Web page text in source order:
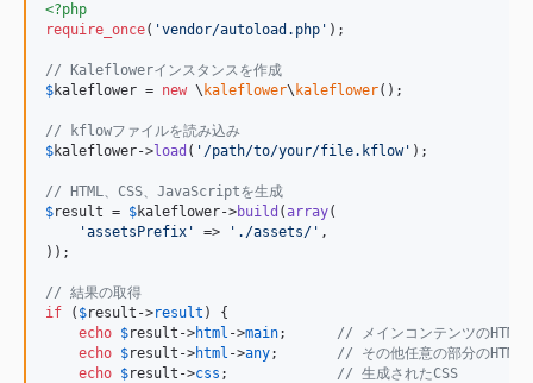
<?php
require_once( 'vendor/autoload.php ' );
// Kaleflowerインスタンスを作成
$kaleflower = new \ kaleflower\ kaleflower();
// kflowファイルを読み込み
$kaleflower->load ( ' /path/to/your/file.kflow' );
// HTML、CSS、JavaScriptを生成
$result = $kaleflower->build (array(
'assetsPrefix ' => ' ./assets/ ' ,
));
// 結果の取得
if ( $result ->result ) {
echo $result ->html ->main; // メインコンテンツのHTML
echo $result ->html ->any; // その他任意の部分のHTML
echo $result ->css ; // 生成されたCSS